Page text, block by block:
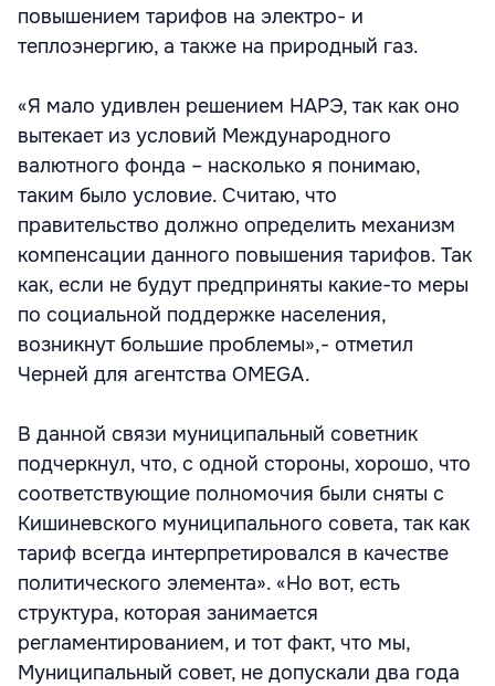
повышением тарифов на электро- и
теплоэнергию, а также на природный газ.
«Я мало удивлен решением НАРЭ, так как оно
вытекает из условий Международного
валютного фонда – насколько я понимаю,
таким было условие. Считаю, что
правительство должно определить механизм
компенсации данного повышения тарифов. Так
как, если не будут предприняты какие-то меры
по социальной поддержке населения,
возникнут большие проблемы»,- отметил
Черней для агентства OMEGA.
В данной связи муниципальный советник
подчеркнул, что, с одной стороны, хорошо, что
соответствующие полномочия были сняты с
Кишиневского муниципального совета, так как
тариф всегда интерпретировался в качестве
политического элемента». «Но вот, есть
структура, которая занимается
регламентированием, и тот факт, что мы,
Муниципальный совет, не допускали два года